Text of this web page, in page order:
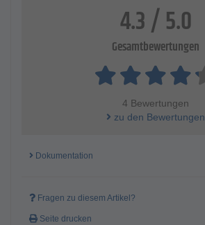
4.3 / 5.0
Gesamtbewertungen
4 Bewertungen
zu den Bewertungen
Dokumentation
Fragen zu diesem Artikel?
Seite drucken